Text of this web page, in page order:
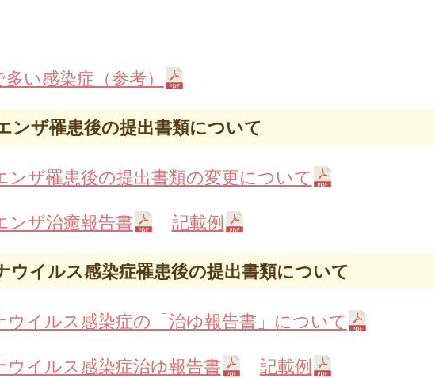
い感染症（参考）
ンザ罹患後の提出書類について
ンザ罹患後の提出書類の変更について
ンザ治癒報告書 記載例
ウイルス感染症罹患後の提出書類について
ウイルス感染症の「治ゆ報告書」について
ウイルス感染症治ゆ報告書 記載例